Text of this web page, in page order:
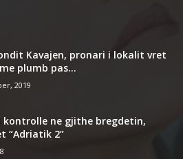
Kavajen, pronari i lokalit vret
plumb pas...
2019
ne gjithe bregdetin,
“Adriatik 2”